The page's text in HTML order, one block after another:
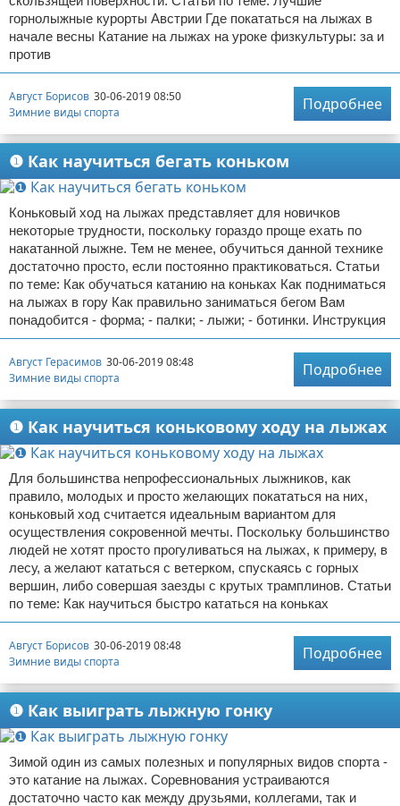
горнолыжные курорты Австрии Где покататься на лыжах в
начале весны Катание на лыжах на уроке физкультуры: за и
против
Август Борисов 30-06-2019 08:50
Зимние виды спорта
Подробнее
❶ Как научиться бегать коньком
Коньковый ход на лыжах представляет для новичков
некоторые трудности, поскольку гораздо проще ехать по
накатанной лыжне. Тем не менее, обучиться данной технике
достаточно просто, если постоянно практиковаться. Статьи
по теме: Как обучаться катанию на коньках Как подниматься
на лыжах в гору Как правильно заниматься бегом Вам
понадобится - форма; - палки; - лыжи; - ботинки. Инструкция
Август Герасимов 30-06-2019 08:48
Зимние виды спорта
Подробнее
❶ Как научиться коньковому ходу на лыжах
Для большинства непрофессиональных лыжников, как
правило, молодых и просто желающих покататься на них,
коньковый ход считается идеальным вариантом для
осуществления сокровенной мечты. Поскольку большинство
людей не хотят просто прогуливаться на лыжах, к примеру, в
лесу, а желают кататься с ветерком, спускаясь с горных
вершин, либо совершая заезды с крутых трамплинов. Статьи
по теме: Как научиться быстро кататься на коньках
Август Борисов 30-06-2019 08:48
Зимние виды спорта
Подробнее
❶ Как выиграть лыжную гонку
Зимой один из самых полезных и популярных видов спорта -
это катание на лыжах. Соревнования устраиваются
достаточно часто как между друзьями, коллегами, так и